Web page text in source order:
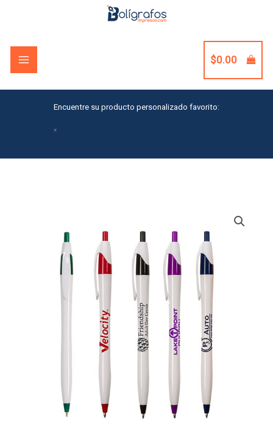
content
$0.00
Encuentre su producto personalizado favorito:
×